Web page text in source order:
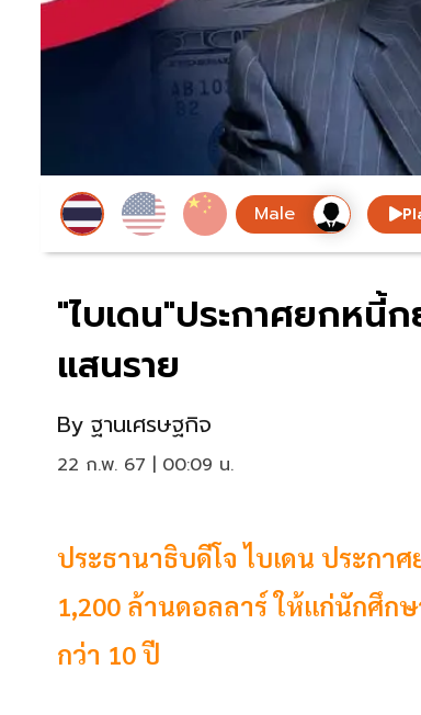
"ไบเดน"ประกาศยกหนี้
แสนราย
By ฐานเศรษฐกิจ
22 ก.พ. 67 | 00:09 น.
ประธานาธิบดีโจ ไบเดน ประกา
1,200 ล้านดอลลาร์ ให้แก่นักศึก
กว่า 10 ปี